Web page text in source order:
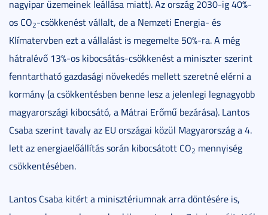
nagyipar üzemeinek leállása miatt). Az ország 2030-ig 40%-
os CO2-csökkenést vállalt, de a Nemzeti Energia- és
Klímatervben ezt a vállalást is megemelte 50%-ra. A még
hátralévő 13%-os kibocsátás-csökkenést a miniszter szerint
fenntartható gazdasági növekedés mellett szeretné elérni a
kormány (a csökkentésben benne lesz a jelenlegi legnagyobb
magyarországi kibocsátó, a Mátrai Erőmű bezárása). Lantos
Csaba szerint tavaly az EU országai közül Magyarország a 4.
lett az energiaelőállítás során kibocsátott CO2 mennyiség
csökkentésében.
Lantos Csaba kitért a minisztériumnak arra döntésére is,